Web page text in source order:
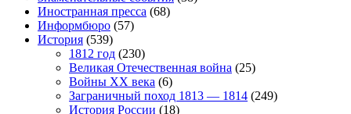
Иностранная пресса (68)
Информбюро (57)
История (539)
1812 год (230)
Великая Отечественная война (25)
Войны XX века (6)
Заграничный поход 1813 — 1814 (249)
История России (18)